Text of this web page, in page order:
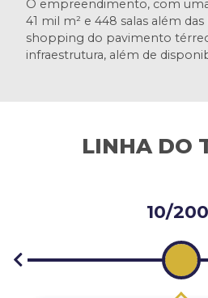
O empreendimento, com
41 mil m² e 448 salas além
shopping do pavimento
infraestrutura, além de
LINHA DO
10/